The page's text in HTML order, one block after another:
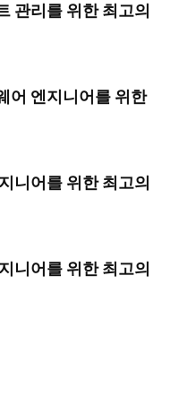
관리를 위한 최고의
어 엔지니어를 위한
니어를 위한 최고의
니어를 위한 최고의